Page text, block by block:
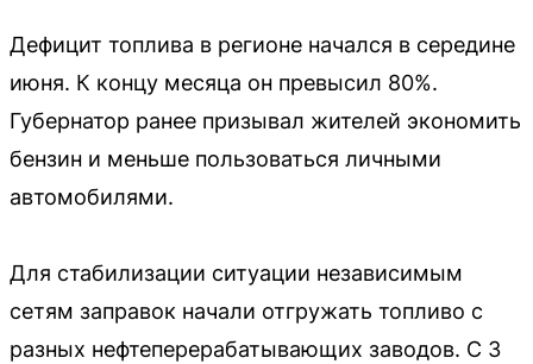
Дефицит топлива в регионе начался в середине
июня. К концу месяца он превысил 80%.
Губернатор ранее призывал жителей экономить
бензин и меньше пользоваться личными
автомобилями.
Для стабилизации ситуации независимым
сетям заправок начали отгружать топливо с
разных нефтеперерабатывающих заводов. С 3